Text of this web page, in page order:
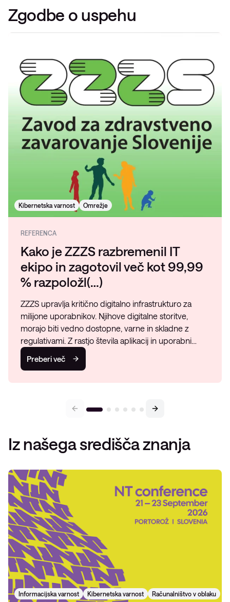
Zgodbe o uspehu
Kibernetska varnost Omrežje
REFERENCA
Kako je ZZZS razbremenil IT
ekipo in zagotovil več kot 99,99
% razpoložl(…)
ZZZS upravlja kritično digitalno infrastrukturo za
milijone uporabnikov. Njihove digitalne storitve,
morajo biti vedno dostopne, varne in skladne z
regulativami. Z rastjo števila aplikacij in uporabni…
Preberi več
Iz našega središča znanja
Informacijska varnost Kibernetska varnost Računalništvo v oblaku